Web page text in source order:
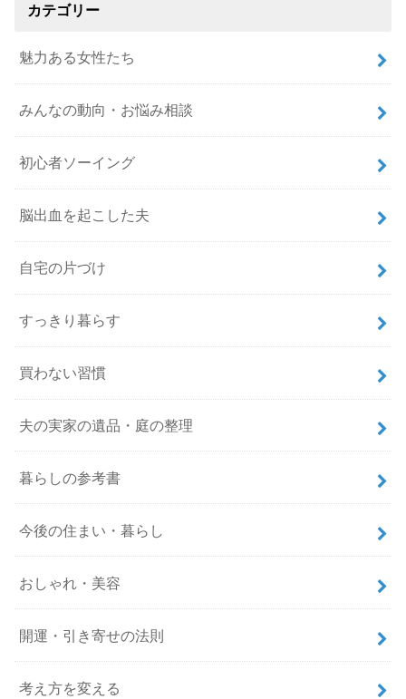
カテゴリー
魅力ある女性たち
みんなの動向・お悩み相談
初心者ソーイング
脳出血を起こした夫
自宅の片づけ
すっきり暮らす
買わない習慣
夫の実家の遺品・庭の整理
暮らしの参考書
今後の住まい・暮らし
おしゃれ・美容
開運・引き寄せの法則
考え方を変える